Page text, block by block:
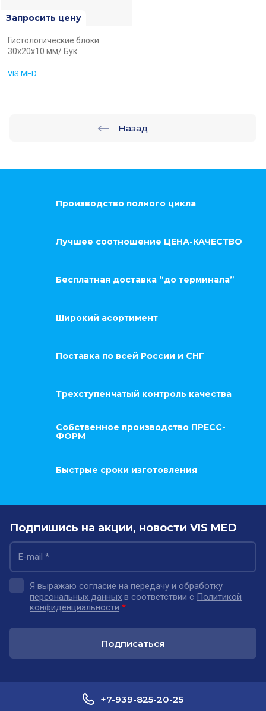
Запросить цену
Гистологические блоки
30х20х10 мм/ Бук
VIS MED
Назад
Производство полного цикла
Лучшее соотношение ЦЕНА-КАЧЕСТВО
Бесплатная доставка “до терминала”
Широкий асортимент
Поставка по всей России и СНГ
Трехступенчатый контроль качества
Собственное производство ПРЕСС-
ФОРМ
Быстрые сроки изготовления
Подпишись на акции, новости VIS MED
Я выражаю согласие на передачу и обработку
персональных данных в соответствии с Политикой
конфиденциальности *
Подписаться
+7-939-825-20-25